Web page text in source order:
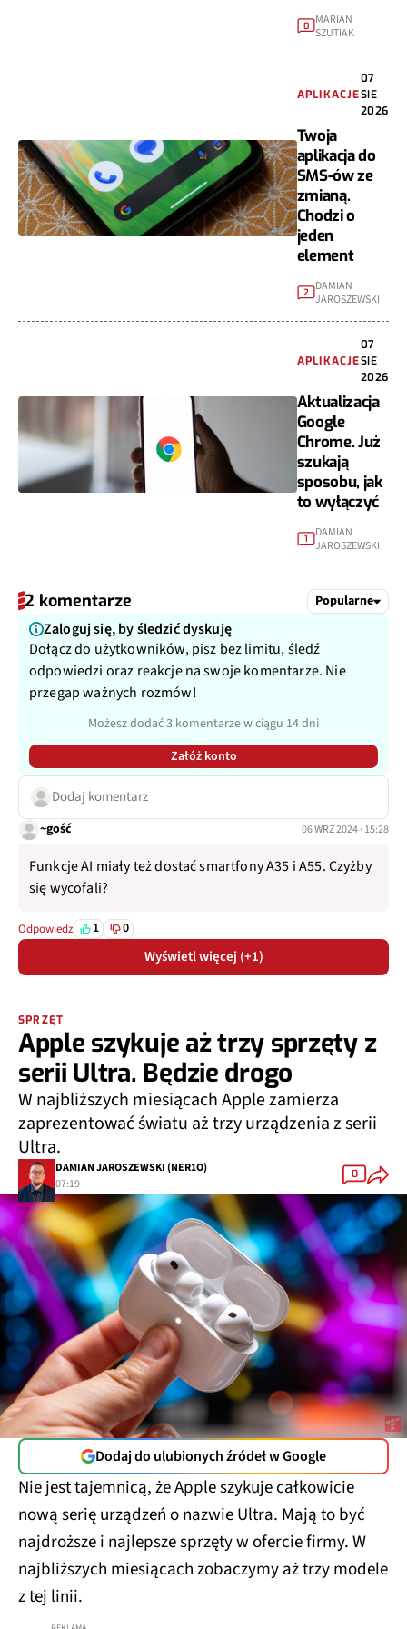
0
MARIAN
SZUTIAK
APLIKACJE
07
SIE
2026
Twoja
aplikacja do
SMS-ów ze
zmianą.
Chodzi o
jeden
element
2 DAMIAN
JAROSZEWSKI
APLIKACJE
07
SIE
2026
Aktualizacja
Google
Chrome. Już
szukają
sposobu, jak
to wyłączyć
1
DAMIAN
JAROSZEWSKI
2 komentarze Popularne
Zaloguj się, by śledzić dyskuję
Dołącz do użytkowników, pisz bez limitu, śledź
odpowiedzi oraz reakcje na swoje komentarze. Nie
przegap ważnych rozmów!
Możesz dodać 3 komentarze w ciągu 14 dni
Załóż konto
Dodaj komentarz
~gość 06 WRZ 2024 · 15:28
Funkcje AI miały też dostać smartfony A35 i A55. Czyżby
się wycofali?
Odpowiedz 1 0
Wyświetl więcej (+1)
SPRZĘT
Apple szykuje aż trzy sprzęty z
serii Ultra. Będzie drogo
W najbliższych miesiącach Apple zamierza
zaprezentować światu aż trzy urządzenia z serii
Ultra.
DAMIAN JAROSZEWSKI (NER1O)
07:19
0
Dodaj do ulubionych źródeł w Google
Nie jest tajemnicą, że Apple szykuje całkowicie
nową serię urządzeń o nazwie Ultra. Mają to być
najdroższe i najlepsze sprzęty w ofercie firmy. W
najbliższych miesiącach zobaczymy aż trzy modele
z tej linii.